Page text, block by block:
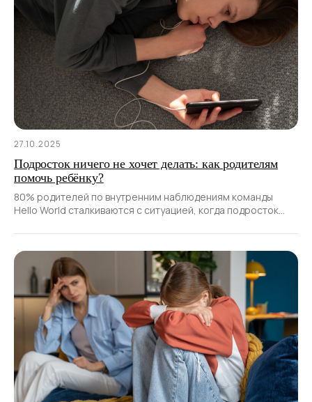
27.10.2025
Подросток ничего не хочет делать: как родителям
помочь ребёнку?
80% родителей по внутренним наблюдениям команды
Hello World сталкиваются с ситуацией, когда подросток